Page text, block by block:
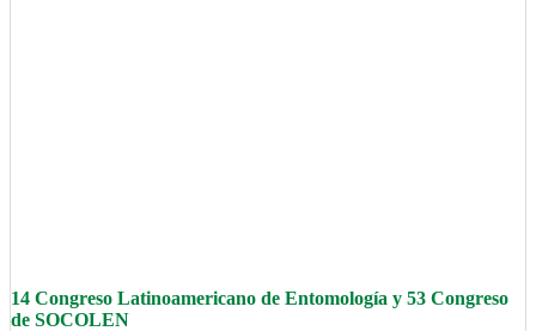
14 Congreso Latinoamericano de Entomología y 53 Congreso
de SOCOLEN